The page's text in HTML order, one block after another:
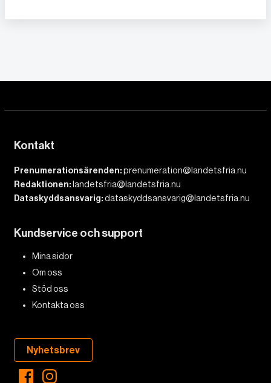
Kontakt
Prenumerationsärenden:prenumeration@landetsfria.nu
Redaktionen: landetsfria@landetsfria.nu
Dataskyddsansvarig:dataskyddsansvarig@landetsfria.nu
Kundservice och support
Mina sidor
Om oss
Stöd oss
Kontakta oss
Nyhetsbrev